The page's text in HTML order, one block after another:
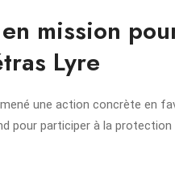
mission
Lyre
une action concrète en
pour participer à la protection